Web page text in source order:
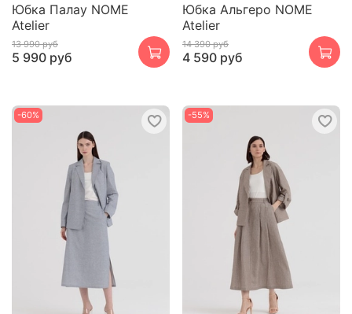
Юбка Палау NOME
Atelier
13 990 руб
5 990 руб
Юбка Альгеро NOME
Atelier
14 390 руб
4 590 руб
-60% -55%